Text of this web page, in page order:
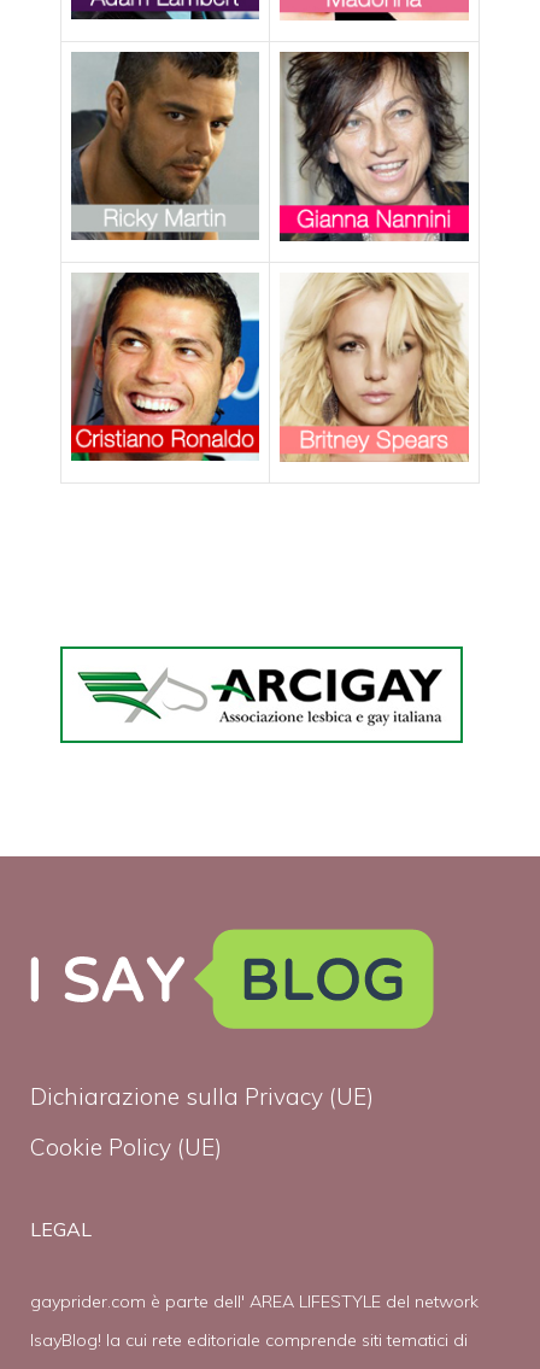
Dichiarazione sulla Privacy (UE)
Cookie Policy (UE)
LEGAL
gayprider.com è parte dell' AREA LIFESTYLE del network
IsayBlog! la cui rete editoriale comprende siti tematici di